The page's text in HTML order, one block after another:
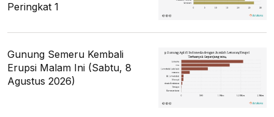
Peringkat 1
Gunung Semeru Kembali
Erupsi Malam Ini (Sabtu, 8
Agustus 2026)